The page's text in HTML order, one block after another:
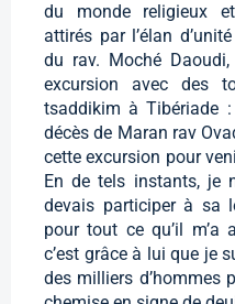
du monde religieux
attirés par l’élan
du rav. Moché
excursion avec des
tsaddikim à Tibériade
décès de Maran rav
cette excursion pour
En de tels instants, je
devais participer à sa
pour tout ce qu’il m’a
c’est grâce à lui que je
des milliers d’hommes